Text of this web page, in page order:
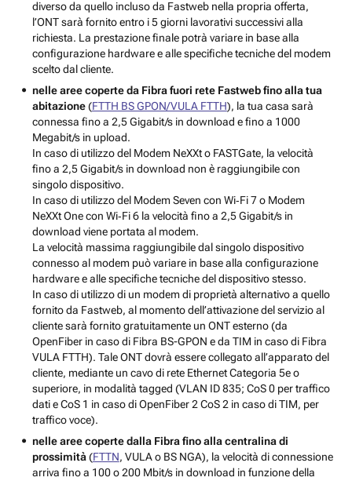
diverso da quello incluso da Fastweb nella propria offerta,
l’ONT sarà fornito entro i 5 giorni lavorativi successivi alla
richiesta. La prestazione finale potrà variare in base alla
configurazione hardware e alle specifiche tecniche del modem
scelto dal cliente.
nelle aree coperte da Fibra fuori rete Fastweb fino alla tua
abitazione(FTTH BS GPON/VULA FTTH), la tua casa sarà
connessa fino a 2,5 Gigabit/s in download e fino a 1000
Megabit/s in upload.
In caso di utilizzo del Modem NeXXt o FASTGate, la velocità
fino a 2,5 Gigabit/s in download non è raggiungibile con
singolo dispositivo.
In caso di utilizzo del Modem Seven con Wi‑Fi 7 o Modem
NeXXt One con Wi‑Fi 6 la velocità fino a 2,5 Gigabit/s in
download viene portata al modem.
La velocità massima raggiungibile dal singolo dispositivo
connesso al modem può variare in base alla configurazione
hardware e alle specifiche tecniche del dispositivo stesso.
In caso di utilizzo di un modem di proprietà alternativo a quello
fornito da Fastweb, al momento dell’attivazione del servizio al
cliente sarà fornito gratuitamente un ONT esterno (da
OpenFiber in caso di Fibra BS-GPON e da TIM in caso di Fibra
VULA FTTH). Tale ONT dovrà essere collegato all’apparato del
cliente, mediante un cavo di rete Ethernet Categoria 5e o
superiore, in modalità tagged (VLAN ID 835; CoS 0 per traffico
dati e CoS 1 in caso di OpenFiber 2 CoS 2 in caso di TIM, per
traffico voce).
nelle aree coperte dalla Fibra fino alla centralina di
prossimità(FTTN, VULA o BS NGA), la velocità di connessione
arriva fino a 100 o 200 Mbit/s in download in funzione della